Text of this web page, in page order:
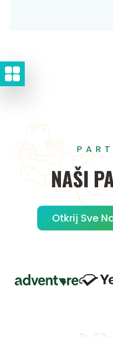
NAŠI
Otkrij Sve